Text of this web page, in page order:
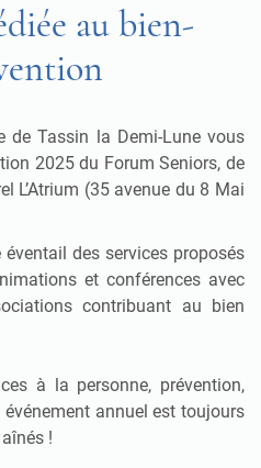
au bien-
Tassin la Demi-Lune vous
2025 du Forum Seniors, de
L’Atrium (35 avenue du 8 Mai
des services proposés
et conférences avec
contribuant au bien
à la personne, prévention,
annuel est toujours
!